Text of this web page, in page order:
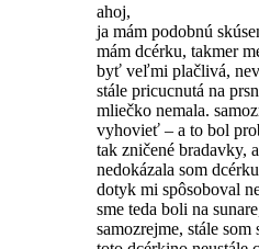
ahoj,
ja mám podobnú
mám dcérku, takmer
byť veľmi plačlivá,
stále pricucnutá na
mliečko nemala.
vyhovieť – a to bol
tak zničené bradavky,
nedokázala som
dotyk mi spôsoboval
sme teda boli na
samozrejme, stále